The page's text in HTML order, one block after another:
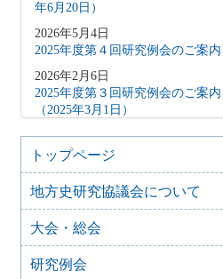
年6月20日）
2026年5月4日
2025年度第４回研究例会のご案内
2026年2月6日
2025年度第３回研究例会のご案
（2025年3月1日）
2025年12月5日
2025年度第２回研究例会のご案
会）（2026年１月11日）
2025年10月7日
2025年度第１回研究例会のご案
合同例会）（2025年11月8日）
2025年9月3日
2024年度第8回研究例会のご案内
トップページ
地方史研究協議会について
大会・総会
研究例会